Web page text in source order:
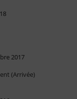
2017
(Arrivée)